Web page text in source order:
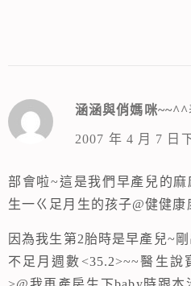
涵涵與俏媽咪~~^^
2007 年 4 月 7 日
部會啦~這是我們早產兒的
生一ㄍ足月生的孩子@健健康
因為我生第2胎時是早產兒~
不足月週數<35.2>~~醫生